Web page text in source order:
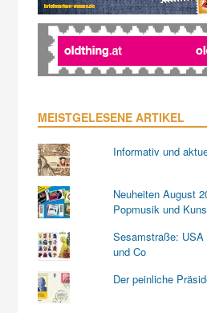
MEISTGELESENE ARTIKEL
Informativ und
Neuheiten August
Popmusik und
Sesamstraße:
und Co
Der peinliche